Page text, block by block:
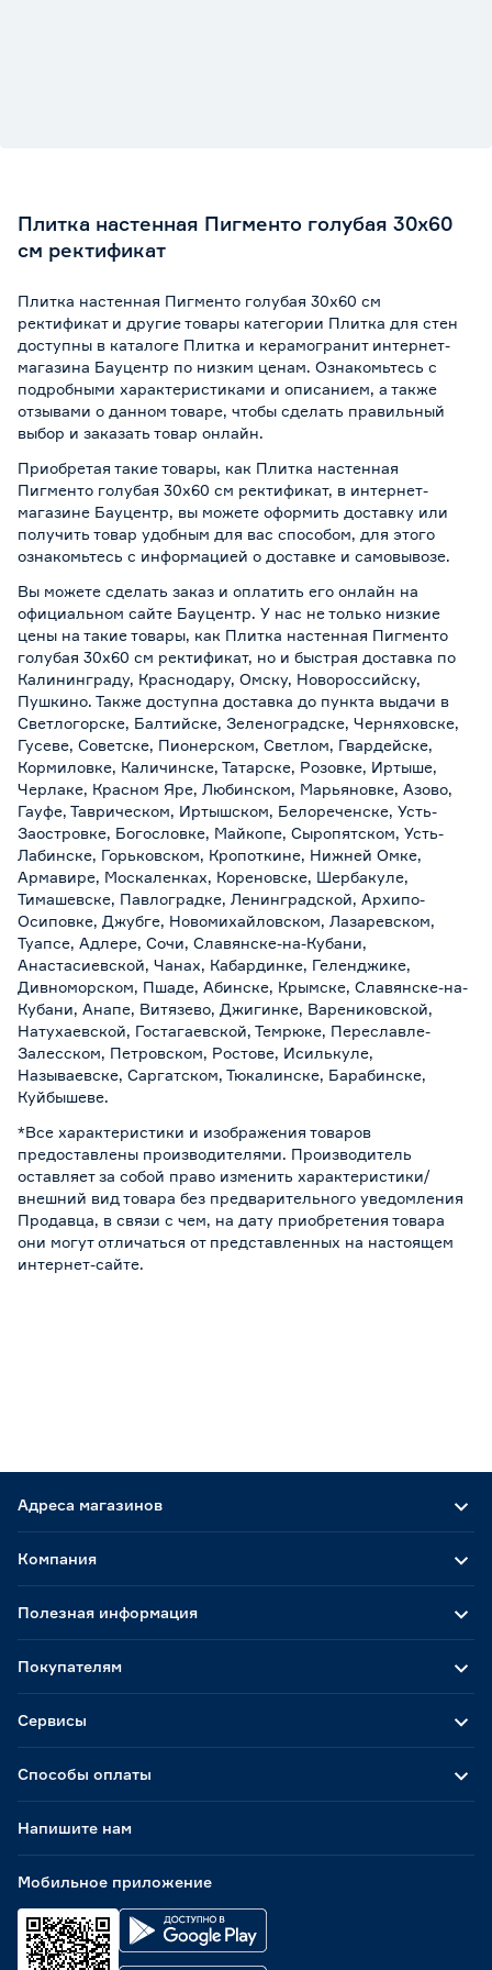
Плитка настенная Пигменто голубая 30х60
см ректификат
Плитка настенная Пигменто голубая 30х60 см
ректификат и другие товары категории Плитка для стен
доступны в каталоге Плитка и керамогранит интернет-
магазина Бауцентр по низким ценам. Ознакомьтесь с
подробными характеристиками и описанием, а также
отзывами о данном товаре, чтобы сделать правильный
выбор и заказать товар онлайн.
Приобретая такие товары, как Плитка настенная
Пигменто голубая 30х60 см ректификат, в интернет-
магазине Бауцентр, вы можете оформить доставку или
получить товар удобным для вас способом, для этого
ознакомьтесь с информацией о доставке и самовывозе.
Вы можете сделать заказ и оплатить его онлайн на
официальном сайте Бауцентр. У нас не только низкие
цены на такие товары, как Плитка настенная Пигменто
голубая 30х60 см ректификат, но и быстрая доставка по
Калининграду, Краснодару, Омску, Новороссийску,
Пушкино. Также доступна доставка до пункта выдачи в
Светлогорске, Балтийске, Зеленоградске, Черняховске,
Гусеве, Советске, Пионерском, Светлом, Гвардейске,
Кормиловке, Каличинске, Татарске, Розовке, Иртыше,
Черлаке, Красном Яре, Любинском, Марьяновке, Азово,
Гауфе, Таврическом, Иртышском, Белореченске, Усть-
Заостровке, Богословке, Майкопе, Сыропятском, Усть-
Лабинске, Горьковском, Кропоткине, Нижней Омке,
Армавире, Москаленках, Кореновске, Шербакуле,
Тимашевске, Павлоградке, Ленинградской, Архипо-
Осиповке, Джубге, Новомихайловском, Лазаревском,
Туапсе, Адлере, Сочи, Славянске-на-Кубани,
Анастасиевской, Чанах, Кабардинке, Геленджике,
Дивноморском, Пшаде, Абинске, Крымске, Славянске-на-
Кубани, Анапе, Витязево, Джигинке, Варениковской,
Натухаевской, Гостагаевской, Темрюке, Переславле-
Залесском, Петровском, Ростове, Исилькуле,
Называевске, Саргатском, Тюкалинске, Барабинске,
Куйбышеве.
*Все характеристики и изображения товаров
предоставлены производителями. Производитель
оставляет за собой право изменить характеристики/
внешний вид товара без предварительного уведомления
Продавца, в связи с чем, на дату приобретения товара
они могут отличаться от представленных на настоящем
интернет-сайте.
Адреса магазинов
Способы оплаты
Мобильное приложение
Компания
Полезная информация
Покупателям
Сервисы
Напишите нам